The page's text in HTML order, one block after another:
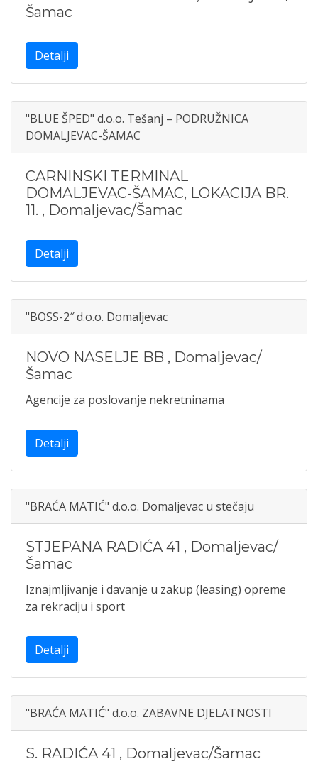
Šamac
Detalji
"BLUE ŠPED" d.o.o. Tešanj – PODRUŽNICA
DOMALJEVAC-ŠAMAC
CARNINSKI TERMINAL
DOMALJEVAC-ŠAMAC, LOKACIJA BR.
11. , Domaljevac/Šamac
Detalji
"BOSS-2″ d.o.o. Domaljevac
NOVO NASELJE BB , Domaljevac/
Šamac
Agencije za poslovanje nekretninama
Detalji
"BRAĆA MATIĆ" d.o.o. Domaljevac u stečaju
STJEPANA RADIĆA 41 , Domaljevac/
Šamac
Iznajmljivanje i davanje u zakup (leasing) opreme
za rekraciju i sport
Detalji
"BRAĆA MATIĆ" d.o.o. ZABAVNE DJELATNOSTI
S. RADIĆA 41 , Domaljevac/Šamac